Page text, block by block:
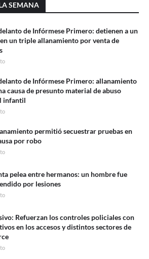
SEMANA
de Infórmese Primero: detienen a un
un triple allanamiento por venta de
de Infórmese Primero: allanamiento
causa de presunto material de abuso
infantil
permitió secuestrar pruebas en
por robo
pelea entre hermanos: un hombre fue
por lesiones
Refuerzan los controles policiales con
en los accesos y distintos sectores de